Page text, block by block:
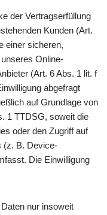
der Vertragserfüllung
Kunden (Art.
einer sicheren,
Online-
(Art. 6 Abs. 1 lit. f
abgefragt
auf Grundlage von
1 TTDSG, soweit die
oder den Zugriff auf
(z. B. Device-
Die Einwilligung
nur insoweit